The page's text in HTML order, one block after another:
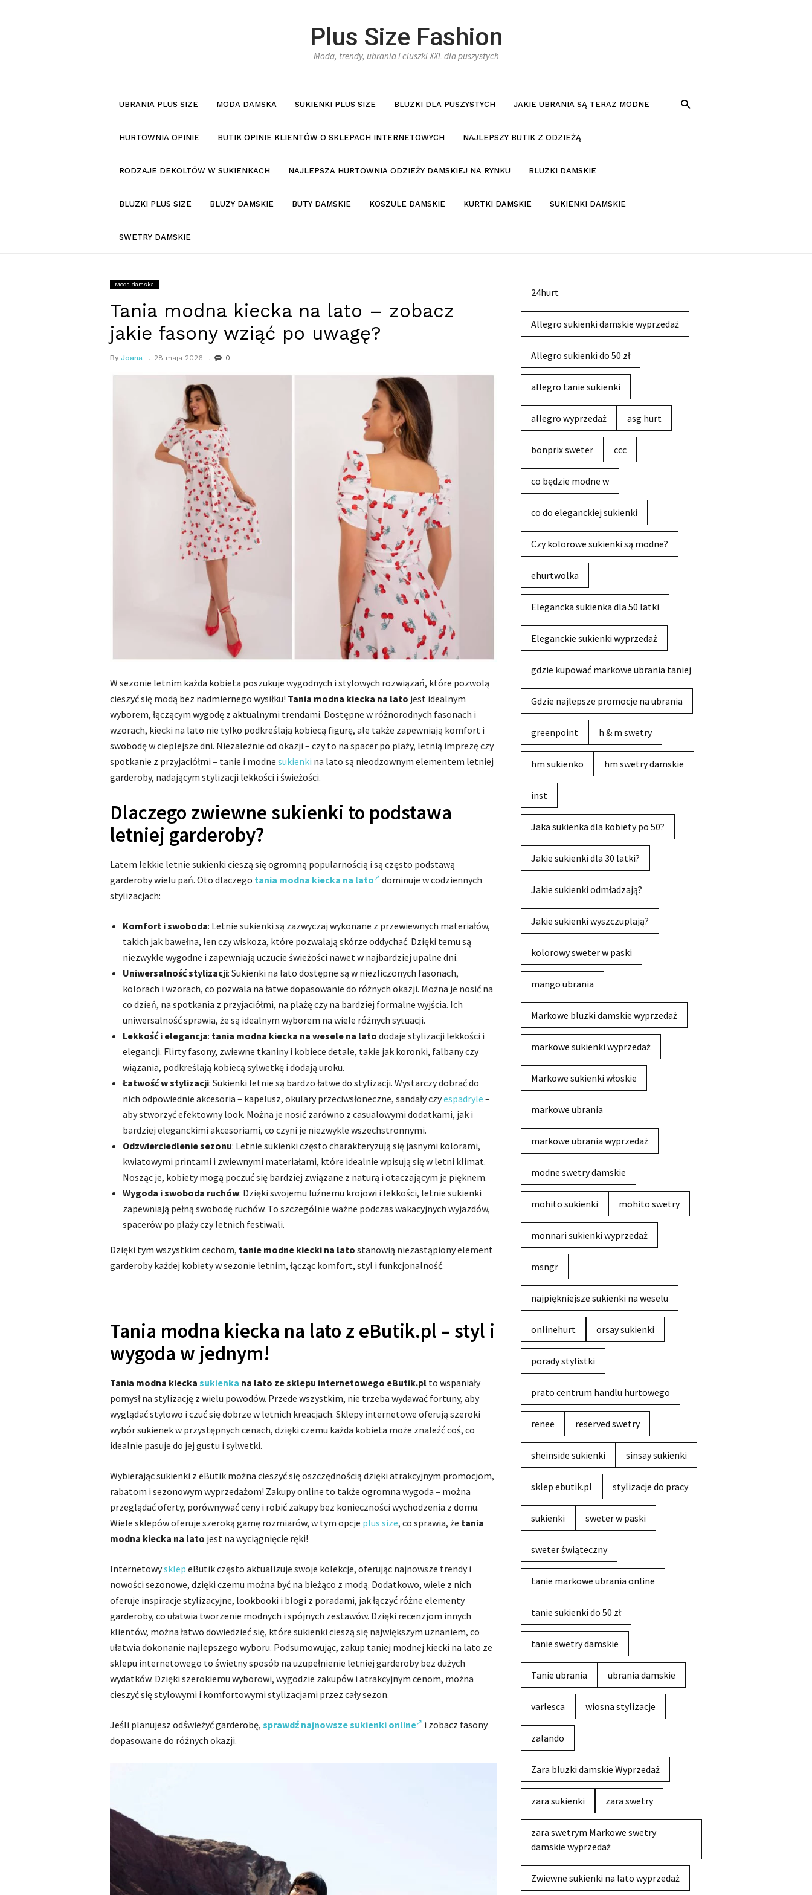
Plus Size Fashion
Moda, trendy, ubrania i ciuszki XXL dla puszystych
UBRANIA PLUS SIZE MODA DAMSKA SUKIENKI PLUS SIZE BLUZKI DLA PUSZYSTYCH JAKIE UBRANIA SĄ TERAZ MODNE
HURTOWNIA OPINIE BUTIK OPINIE KLIENTÓW O SKLEPACH INTERNETOWYCH NAJLEPSZY BUTIK Z ODZIEŻĄ
RODZAJE DEKOLTÓW W SUKIENKACH NAJLEPSZA HURTOWNIA ODZIEŻY DAMSKIEJ NA RYNKU BLUZKI DAMSKIE
BLUZKI PLUS SIZE BLUZY DAMSKIE BUTY DAMSKIE KOSZULE DAMSKIE KURTKI DAMSKIE SUKIENKI DAMSKIE
SWETRY DAMSKIE
Moda damska
Tania modna kiecka na lato – zobacz
jakie fasony wziąć po uwagę?
By Joana 28 maja 2026 0
W sezonie letnim każda kobieta poszukuje wygodnych i stylowych rozwiązań, które pozwolą
cieszyć się modą bez nadmiernego wysiłku! Tania modna kiecka na lato jest idealnym
wyborem, łączącym wygodę z aktualnymi trendami. Dostępne w różnorodnych fasonach i
wzorach, kiecki na lato nie tylko podkreślają kobiecą figurę, ale także zapewniają komfort i
swobodę w cieplejsze dni. Niezależnie od okazji – czy to na spacer po plaży, letnią imprezę czy
spotkanie z przyjaciółmi – tanie i modne sukienki na lato są nieodzownym elementem letniej
garderoby, nadającym stylizacji lekkości i świeżości.
Dlaczego zwiewne sukienki to podstawa
letniej garderoby?
Latem lekkie letnie sukienki cieszą się ogromną popularnością i są często podstawą
garderoby wielu pań. Oto dlaczego tania modna kiecka na lato
dominuje w codziennych
stylizacjach:
Komfort i swoboda: Letnie sukienki są zazwyczaj wykonane z przewiewnych materiałów,
takich jak bawełna, len czy wiskoza, które pozwalają skórze oddychać. Dzięki temu są
niezwykle wygodne i zapewniają uczucie świeżości nawet w najbardziej upalne dni.
Uniwersalność stylizacji: Sukienki na lato dostępne są w niezliczonych fasonach,
kolorach i wzorach, co pozwala na łatwe dopasowanie do różnych okazji. Można je nosić na
co dzień, na spotkania z przyjaciółmi, na plażę czy na bardziej formalne wyjścia. Ich
uniwersalność sprawia, że są idealnym wyborem na wiele różnych sytuacji.
Lekkość i elegancja: tania modna kiecka na wesele na lato dodaje stylizacji lekkości i
elegancji. Flirty fasony, zwiewne tkaniny i kobiece detale, takie jak koronki, falbany czy
wiązania, podkreślają kobiecą sylwetkę i dodają uroku.
Łatwość w stylizacji: Sukienki letnie są bardzo łatwe do stylizacji. Wystarczy dobrać do
nich odpowiednie akcesoria – kapelusz, okulary przeciwsłoneczne, sandały czyespadryle –
aby stworzyć efektowny look. Można je nosić zarówno z casualowymi dodatkami, jak i
bardziej eleganckimi akcesoriami, co czyni je niezwykle wszechstronnymi.
Odzwierciedlenie sezonu: Letnie sukienki często charakteryzują się jasnymi kolorami,
kwiatowymi printami i zwiewnymi materiałami, które idealnie wpisują się w letni klimat.
Nosząc je, kobiety mogą poczuć się bardziej związane z naturą i otaczającym je pięknem.
Wygoda i swoboda ruchów: Dzięki swojemu luźnemu krojowi i lekkości, letnie sukienki
zapewniają pełną swobodę ruchów. To szczególnie ważne podczas wakacyjnych wyjazdów,
spacerów po plaży czy letnich festiwali.
Dzięki tym wszystkim cechom, tanie modne kiecki na lato stanowią niezastąpiony element
garderoby każdej kobiety w sezonie letnim, łącząc komfort, styl i funkcjonalność.
Tania modna kiecka na lato z eButik.pl – styl i
wygoda w jednym!
Tania modna kiecka sukienka na lato ze sklepu internetowego eButik.pl to wspaniały
pomysł na stylizację z wielu powodów. Przede wszystkim, nie trzeba wydawać fortuny, aby
wyglądać stylowo i czuć się dobrze w letnich kreacjach. Sklepy internetowe oferują szeroki
wybór sukienek w przystępnych cenach, dzięki czemu każda kobieta może znaleźć coś, co
idealnie pasuje do jej gustu i sylwetki.
Wybierając sukienki z eButik można cieszyć się oszczędnością dzięki atrakcyjnym promocjom,
rabatom i sezonowym wyprzedażom! Zakupy online to także ogromna wygoda – można
przeglądać oferty, porównywać ceny i robić zakupy bez konieczności wychodzenia z domu.
Wiele sklepów oferuje szeroką gamę rozmiarów, w tym opcje plus size, co sprawia, że tania
modna kiecka na lato jest na wyciągnięcie ręki!
Internetowysklep eButik często aktualizuje swoje kolekcje, oferując najnowsze trendy i
nowości sezonowe, dzięki czemu można być na bieżąco z modą. Dodatkowo, wiele z nich
oferuje inspiracje stylizacyjne, lookbooki i blogi z poradami, jak łączyć różne elementy
garderoby, co ułatwia tworzenie modnych i spójnych zestawów. Dzięki recenzjom innych
klientów, można łatwo dowiedzieć się, które sukienki cieszą się największym uznaniem, co
ułatwia dokonanie najlepszego wyboru. Podsumowując, zakup taniej modnej kiecki na lato ze
sklepu internetowego to świetny sposób na uzupełnienie letniej garderoby bez dużych
wydatków. Dzięki szerokiemu wyborowi, wygodzie zakupów i atrakcyjnym cenom, można
cieszyć się stylowymi i komfortowymi stylizacjami przez cały sezon.
Jeśli planujesz odświeżyć garderobę, sprawdź najnowsze sukienki online
i zobacz fasony
dopasowane do różnych okazji.
24hurt
Allegro sukienki damskie wyprzedaż
Allegro sukienki do 50 zł
allegro tanie sukienki
allegro wyprzedaż asg hurt
bonprix sweter ccc
co będzie modne w
co do eleganckiej sukienki
Czy kolorowe sukienki są modne?
ehurtwolka
Elegancka sukienka dla 50 latki
Eleganckie sukienki wyprzedaż
gdzie kupować markowe ubrania taniej
Gdzie najlepsze promocje na ubrania
greenpoint h & m swetry
hm sukienko hm swetry damskie
inst
Jaka sukienka dla kobiety po 50?
Jakie sukienki dla 30 latki?
Jakie sukienki odmładzają?
Jakie sukienki wyszczuplają?
kolorowy sweter w paski
mango ubrania
Markowe bluzki damskie wyprzedaż
markowe sukienki wyprzedaż
Markowe sukienki włoskie
markowe ubrania
markowe ubrania wyprzedaż
modne swetry damskie
mohito sukienki mohito swetry
monnari sukienki wyprzedaż
msngr
najpiękniejsze sukienki na weselu
onlinehurt orsay sukienki
porady stylistki
prato centrum handlu hurtowego
renee reserved swetry
sheinside sukienki sinsay sukienki
sklep ebutik.pl stylizacje do pracy
sukienki sweter w paski
sweter świąteczny
tanie markowe ubrania online
tanie sukienki do 50 zł
tanie swetry damskie
Tanie ubrania ubrania damskie
varlesca wiosna stylizacje
zalando
Zara bluzki damskie Wyprzedaż
zara sukienki zara swetry
zara swetrym Markowe swetry
damskie wyprzedaż
Zwiewne sukienki na lato wyprzedaż